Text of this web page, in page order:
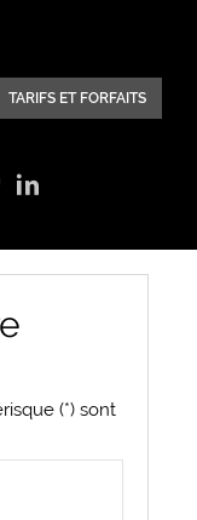
TARIFS ET FORFAITS
(*) sont